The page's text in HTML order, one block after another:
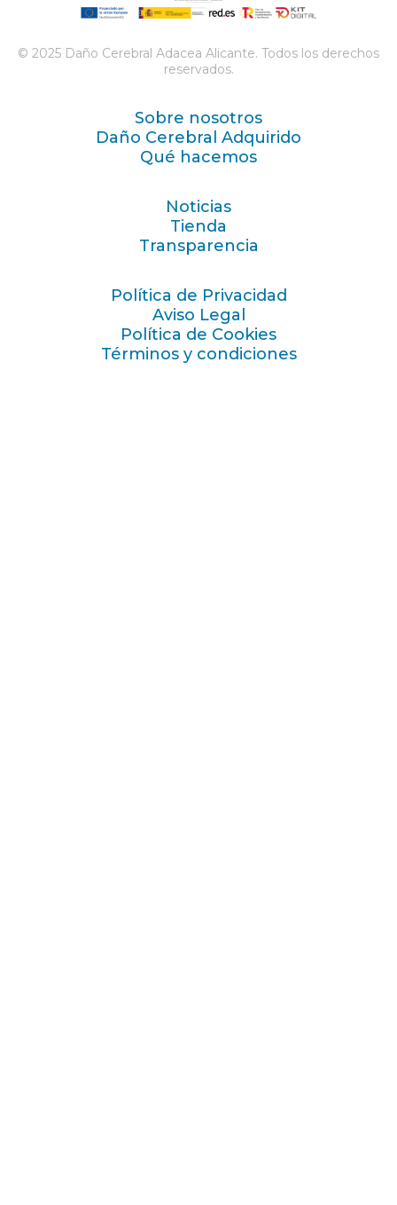
© 2025 Daño Cerebral Adacea Alicante. Todos los derechos
reservados.
Sobre nosotros
Daño Cerebral Adquirido
Qué hacemos
Noticias
Tienda
Transparencia
Política de Privacidad
Aviso Legal
Política de Cookies
Términos y condiciones